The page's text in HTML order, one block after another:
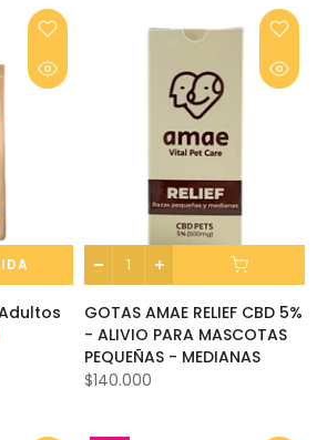
GOTAS AMAE RELIEF CBD 5%
- ALIVIO PARA MASCOTAS
PEQUEÑAS - MEDIANAS
$140.000